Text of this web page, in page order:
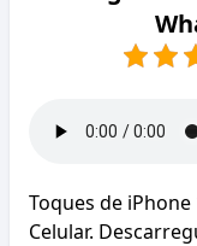
Toques de
Celular.